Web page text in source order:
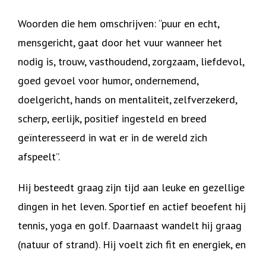
Woorden die hem omschrijven: “puur en echt,
mensgericht, gaat door het vuur wanneer het
nodig is, trouw, vasthoudend, zorgzaam, liefdevol,
goed gevoel voor humor, ondernemend,
doelgericht, hands on mentaliteit, zelfverzekerd,
scherp, eerlijk, positief ingesteld en breed
geïnteresseerd in wat er in de wereld zich
afspeelt”.
Hij besteedt graag zijn tijd aan leuke en gezellige
dingen in het leven. Sportief en actief beoefent hij
tennis, yoga en golf. Daarnaast wandelt hij graag
(natuur of strand). Hij voelt zich fit en energiek, en